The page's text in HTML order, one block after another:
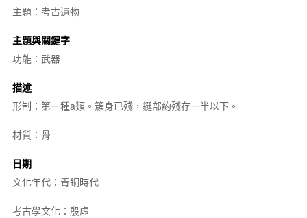
主題：考古遺物
主題與關鍵字
功能：武器
描述
形制：第一種a類。簇身已殘，鋌部約殘存一半以下。
材質：骨
日期
文化年代：青銅時代
考古學文化：殷虛